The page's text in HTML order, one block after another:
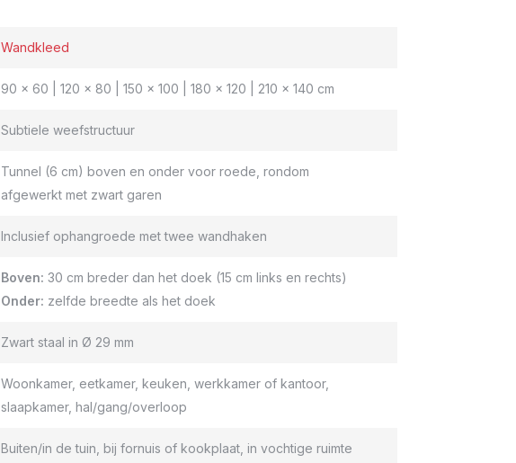
Wandkleed
90 x 60 | 120 x 80 | 150 x 100 | 180 x 120 | 210 x 140 cm
Subtiele weefstructuur
Tunnel (6 cm) boven en onder voor roede, rondom
afgewerkt met zwart garen
Inclusief ophangroede met twee wandhaken
Boven: 30 cm breder dan het doek (15 cm links en rechts)
Onder: zelfde breedte als het doek
Zwart staal in Ø 29 mm
Woonkamer, eetkamer, keuken, werkkamer of kantoor,
slaapkamer, hal/gang/overloop
Buiten/in de tuin, bij fornuis of kookplaat, in vochtige ruimte